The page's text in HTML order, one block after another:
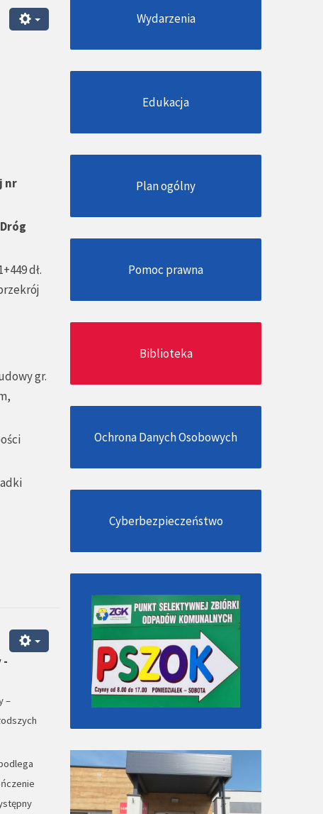
nr
dł.
gr.
-
–
Wydarzenia
Edukacja
Plan ogólny
Pomoc prawna
Biblioteka
Ochrona Danych Osobowych
Cyberbezpieczeństwo